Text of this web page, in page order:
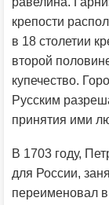
крепости
в 18 столетии
второй
купечество.
Русским
принятия ими
В 1703 году,
для России,
переименовал